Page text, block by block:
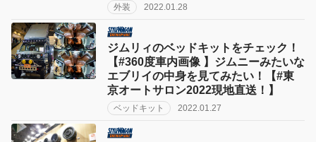
外装 2022.01.28
ジムリィのベッドキットをチェック！
【#360度車内画像 】ジムニーみたいな
エブリイの中身を見てみたい！【#東
京オートサロン2022現地直送！】
ベッドキット 2022.01.27